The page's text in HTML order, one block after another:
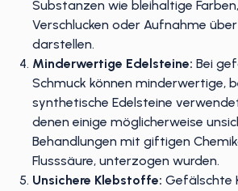
Substanzen wie bleihaltige
Verschlucken oder Aufnahme
darstellen.
Minderwertige Edelsteine: Bei
Schmuck können minderwertige,
synthetische Edelsteine
denen einige möglicherweise
Behandlungen mit giftigen
Flusssäure, unterzogen wurden.
Unsichere Klebstoffe: Gefälschte